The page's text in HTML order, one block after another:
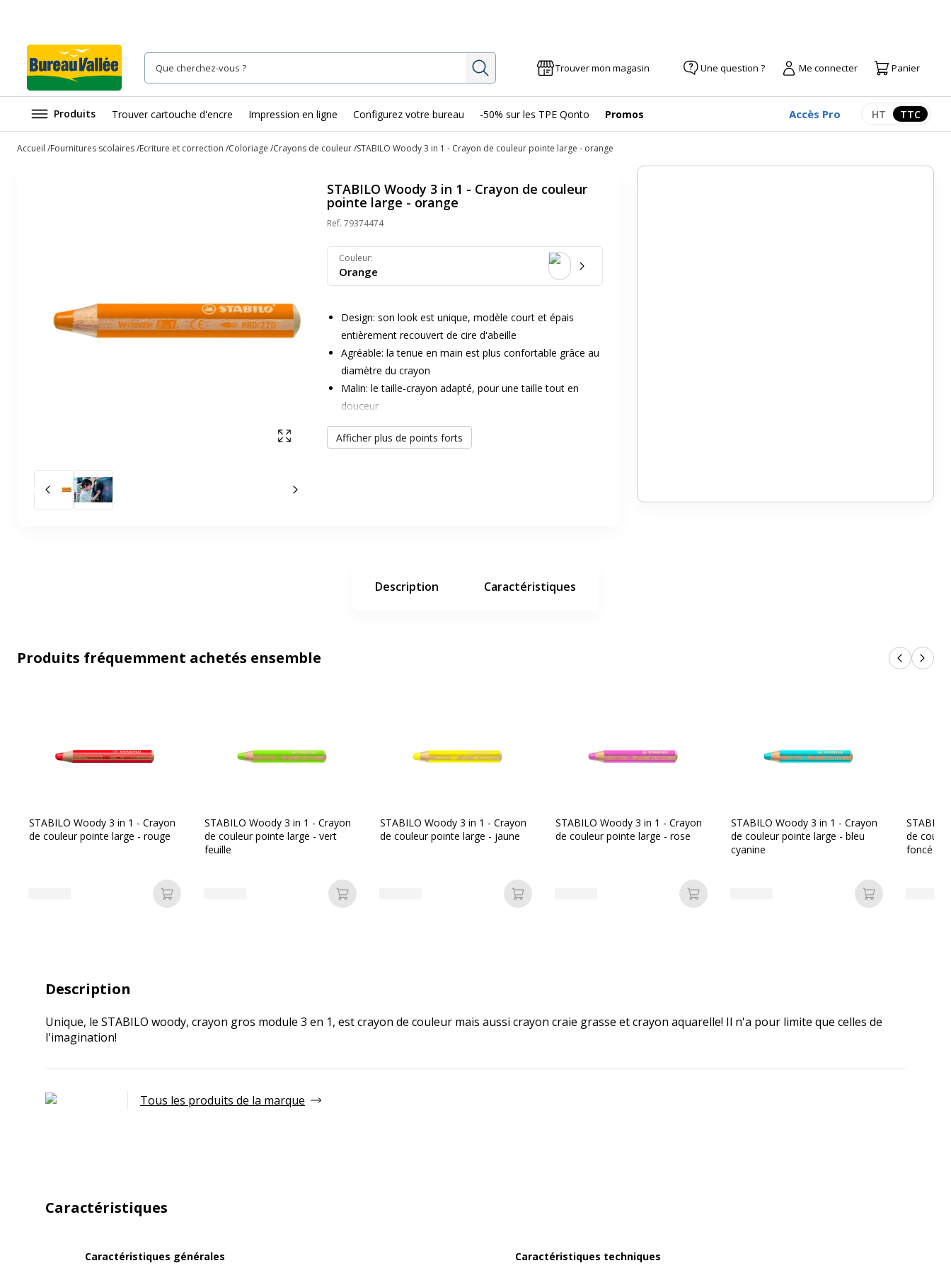
Rechercher Trouver mon magasin Une question ? Me connecter Panier
Produits Trouver cartouche d'encre Impression en ligne Configurez votre bureau -50% sur les TPE Qonto Promos Accès Pro Afficher les
HT TTC
Accueil Fournitures scolaires Ecriture et correction Coloriage Crayons de couleur STABILO Woody 3 in 1 - Crayon de couleur pointe large - orange
Afficher en plein écran
Slide précédent Slide suivant
STABILO Woody 3 in 1 - Crayon de couleur
pointe large - orange
Ref. 79374474
Couleur:
Orange
Design: son look est unique, modèle court et épais
entièrement recouvert de cire d'abeille
Agréable: la tenue en main est plus confortable grâce au
diamètre du crayon
Malin: le taille-crayon adapté, pour une taille tout en
douceur
Talentueux: beaucoup plus qu'un simple crayon de
couleurs, il offre de multiples possibilités
Afficher plus de points forts
Description Caractéristiques
Produits fréquemment achetés ensemble Produits
STABILO Woody 3 in 1 - Crayon
de couleur pointe large - rouge
Ajouter au panier
STABILO Woody 3 in 1 - Crayon
de couleur pointe large - vert
feuille
Ajouter au panier
STABILO Woody 3 in 1 - Crayon
de couleur pointe large - jaune
Ajouter au panier
STABILO Woody 3 in 1 - Crayon
de couleur pointe large - rose
Ajouter au panier
STABILO Woody 3 in 1 - Crayon
de couleur pointe large - bleu
cyanine
Ajouter au
de
foncé
Description
Unique, le STABILO woody, crayon gros module 3 en 1, est crayon de couleur mais aussi crayon craie grasse et crayon aquarelle! Il n'a pour limite que celles de
l'imagination!
Tous les produits de la marque
Caractéristiques
Caractéristiques générales Caractéristiques techniques